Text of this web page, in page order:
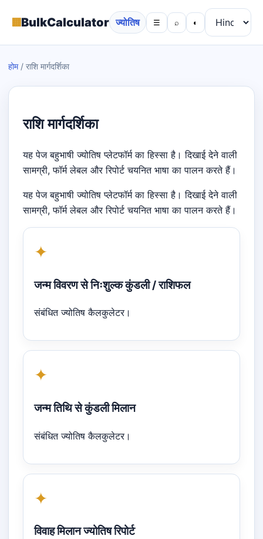
▦BulkCalculator ज्योतिष ☰ ⌕ ◐
होम/ राशि मार्गदर्शिका
राशि मार्गदर्शिका
यह पेज बहुभाषी ज्योतिष प्लेटफॉर्म का हिस्सा है। दिखाई देने वाली
सामग्री, फॉर्म लेबल और रिपोर्ट चयनित भाषा का पालन करते हैं।
यह पेज बहुभाषी ज्योतिष प्लेटफॉर्म का हिस्सा है। दिखाई देने वाली
सामग्री, फॉर्म लेबल और रिपोर्ट चयनित भाषा का पालन करते हैं।
✦
जन्म विवरण से निःशुल्क कुंडली / राशिफल
संबंधित ज्योतिष कैलकुलेटर।
✦
जन्म तिथि से कुंडली मिलान
संबंधित ज्योतिष कैलकुलेटर।
✦
विवाह मिलान ज्योतिष रिपोर्ट